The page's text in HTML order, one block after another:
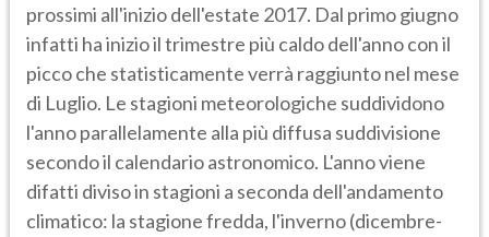
prossimi all'inizio dell'estate 2017. Dal primo giugno
infatti ha inizio il trimestre più caldo dell'anno con il
picco che statisticamente verrà raggiunto nel mese
di Luglio. Le stagioni meteorologiche suddividono
l'anno parallelamente alla più diffusa suddivisione
secondo il calendario astronomico. L'anno viene
difatti diviso in stagioni a seconda dell'andamento
climatico: la stagione fredda, l'inverno (dicembre-